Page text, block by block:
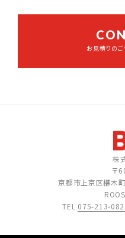
お見積りの
株
〒
京都市上京区椹木
TEL 075-213-